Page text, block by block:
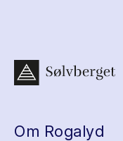
Om Rogalyd